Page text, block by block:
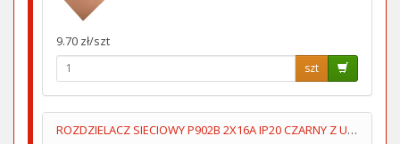
9.70 zł/szt
szt
ROZDZIELACZ SIECIOWY P902B 2X16A IP20 CZARNY Z UZIOMEM